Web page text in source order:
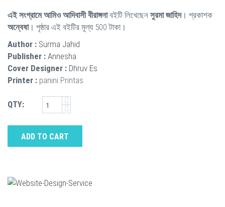
এই সংগ্রামে আমিও আদিবাসী বীরাঙ্গনাবইটি লিখেছেন সুরমা জাহিদ। প্রকাশক
অন্বেষা। পৃষ্ঠার এই বইটির মূল্য 500 টাকা।
Author : Surma Jahid
Publisher : Annesha
Cover Designer : Dhruv Es
Printer : panini Printas
QTY:
ADD TO CART